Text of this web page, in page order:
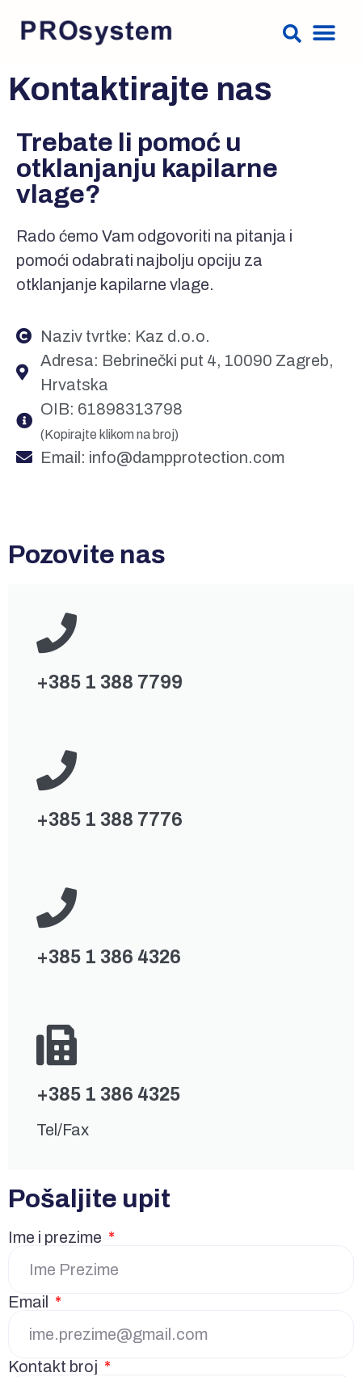
Kontaktirajte nas
Trebate li pomoć u
otklanjanju kapilarne
vlage?
Rado ćemo Vam odgovoriti na pitanja i
pomoći odabrati najbolju opciju za
otklanjanje kapilarne vlage.
Naziv tvrtke: Kaz d.o.o.
Adresa: Bebrinečki put 4, 10090 Zagreb,
Hrvatska
OIB: 61898313798
(Kopirajte klikom na broj)
Email: info@dampprotection.com
Pozovite nas
+385 1 388 7799
+385 1 388 7776
+385 1 386 4326
+385 1 386 4325
Tel/Fax
Pošaljite upit
Ime i prezime
Email
Kontakt broj